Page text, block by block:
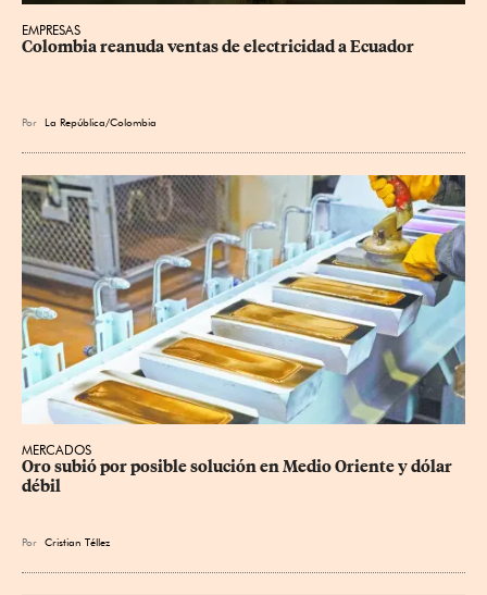
EMPRESAS
Colombia reanuda ventas de electricidad a Ecuador
Por La República/Colombia
MERCADOS
Oro subió por posible solución en Medio Oriente y dólar
débil
Por Cristian Téllez